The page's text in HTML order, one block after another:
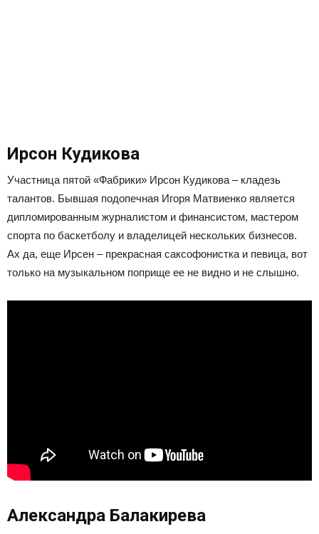
Ирсон Кудикова
Участница пятой «Фабрики» Ирсон Кудикова – кладезь
талантов. Бывшая подопечная Игоря Матвиенко является
дипломированным журналистом и финансистом, мастером
спорта по баскетболу и владелицей нескольких бизнесов.
Ах да, еще Ирсен – прекрасная саксофонистка и певица, вот
только на музыкальном поприще ее не видно и не слышно.
Александра Балакирева